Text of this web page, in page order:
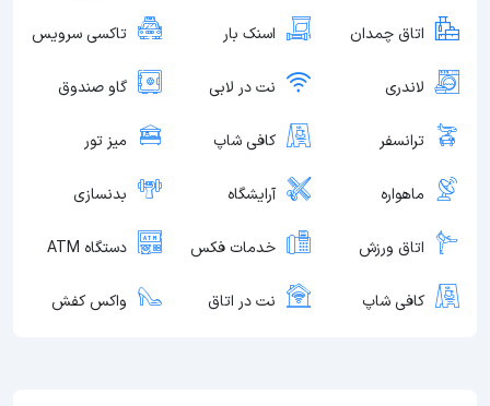
اتاق چمدان اسنک بار تاکسی سرویس
لاندری نت در لابی گاو صندوق
ترانسفر کافی شاپ میز تور
ماهواره آرایشگاه بدنسازی
اتاق ورزش خدمات فکس دستگاه ATM
کافی شاپ نت در اتاق واکس کفش